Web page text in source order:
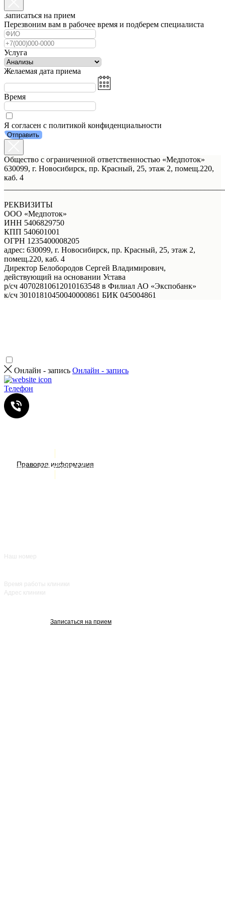
Правовая информация
Акции
Наш номер
Время работы клиники
Адрес клиники
Записаться на прием
Записаться на прием
Перезвоним вам в рабочее время и подберем специалиста
Услуга
Желаемая дата приема
Время
Я согласен с политикой конфиденциальности
Отправить
Общество с ограниченной ответственностью «Медпоток»
630099, г. Новосибирск, пр. Красный, 25, этаж 2, помещ.220,
каб. 4
РЕКВИЗИТЫ
ООО «Медпоток»
ИНН 5406829750
КПП 540601001
ОГРН 1235400008205
адрес: 630099, г. Новосибирск, пр. Красный, 25, этаж 2,
помещ.220, каб. 4
Директор Белобородов Сергей Владимирович,
действующий на основании Устава
р/сч 40702810612010163548 в Филиал АО «Экспобанк»
к/сч 30101810450040000861 БИК 045004861
ИМЕЮТСЯ ПРОТИВОПОКАЗАНИЯ. НЕОБХОДИМА
КОНСУЛЬТАЦИЯ СПЕЦИАЛИСТА
Онлайн - запись Онлайн - запись
Телефон